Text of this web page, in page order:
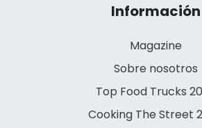
Información
Magazine
Sobre nosotros
Top Food Trucks
Cooking The Street